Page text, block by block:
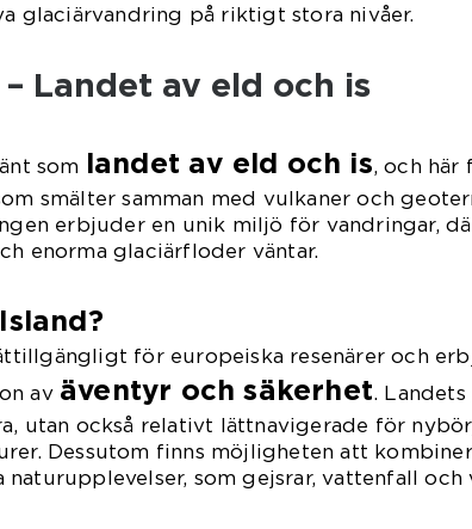
glaciärvandring på riktigt stora nivåer.
Landet av eld och is
som landet av eld och is, och här
smälter samman med vulkaner och
erbjuder en unik miljö för vandringar,
enorma glaciärfloder väntar.
för europeiska resenärer och
av äventyr och säkerhet.
utan också relativt lättnavigerade för
Dessutom finns möjligheten att
naturupplevelser, som gejsrar, vattenfall och